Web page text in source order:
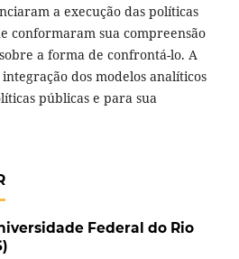
a execução das políticas
conformaram sua compreensão
a forma de confrontá-lo. A
dos modelos analíticos
públicas e para sua
Federal do Rio